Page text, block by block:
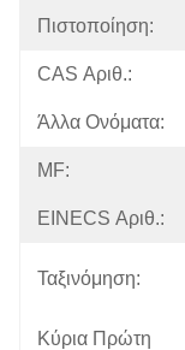
Πιστοποίηση:
CAS Αριθ.:
Άλλα Ονόματα:
MF:
EINECS Αριθ.:
Ταξινόμηση:
Κύρια Πρώτη